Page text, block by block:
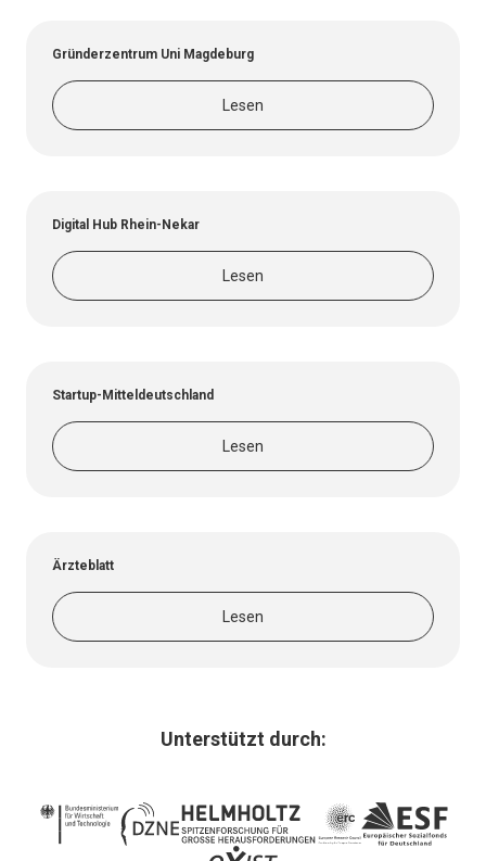
Gründerzentrum Uni Magdeburg
Lesen
Digital Hub Rhein-Nekar
Lesen
Startup-Mitteldeutschland
Lesen
Ärzteblatt
Lesen
Unterstützt durch: